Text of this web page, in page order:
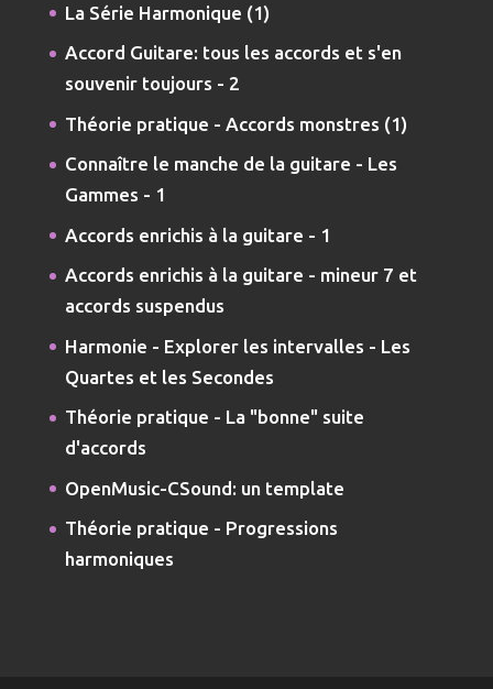
FacebookTwitterLinkedIn
La Série Harmonique (1)
Accord Guitare: tous les accords et s'en
souvenir toujours - 2
Théorie pratique - Accords monstres (1)
Connaître le manche de la guitare - Les
Gammes - 1
Accords enrichis à la guitare - 1
Accords enrichis à la guitare - mineur 7 et
accords suspendus
Harmonie - Explorer les intervalles - Les
Quartes et les Secondes
Théorie pratique - La "bonne" suite
d'accords
OpenMusic-CSound: un template
Théorie pratique - Progressions
harmoniques